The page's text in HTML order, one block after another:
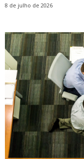
8 de julho de 2026